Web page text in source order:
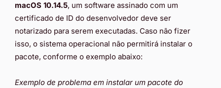
macOS 10.14.5, um software assinado com um
certificado de ID do desenvolvedor deve ser
notarizado para serem executadas. Caso não fizer
isso, o sistema operacional não permitirá instalar o
pacote, conforme o exemplo abaixo:
Exemplo de problema em instalar um pacote do